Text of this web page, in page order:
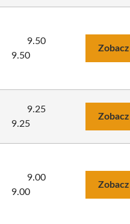
9.50
9.50
9.25
9.25
9.00
9.00